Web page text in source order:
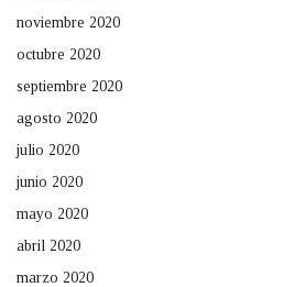
noviembre 2020
octubre 2020
septiembre 2020
agosto 2020
julio 2020
junio 2020
mayo 2020
abril 2020
marzo 2020